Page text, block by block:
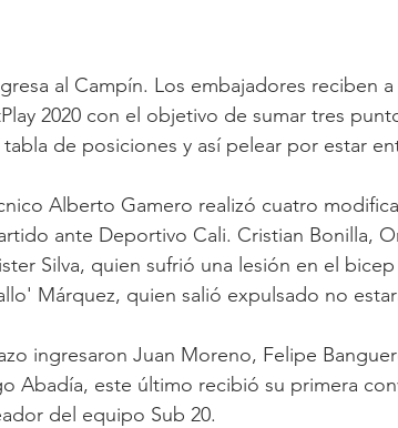
al Campín. Los embajadores reciben
2020 con el objetivo de sumar tres
de posiciones y así pelear por estar
Alberto Gamero realizó cuatro
ante Deportivo Cali. Cristian Bonilla,
Silva, quien sufrió una lesión en el
Márquez, quien salió expulsado no
ingresaron Juan Moreno, Felipe
Abadía, este último recibió su primera
del equipo Sub 20.